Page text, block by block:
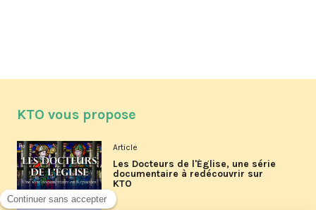
KTO vous propose
Article
Les Docteurs de l'Église, une série
documentaire à redécouvrir sur
KTO